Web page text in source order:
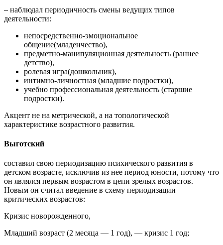
– наблюдал периодичность смены ведущих типов
деятельности:
непосредственно-эмоциональное
общение(младенчество),
предметно-манипуляционная деятельность (раннее
детство),
ролевая игра(дошкольник),
интимно-личностная (младшие подростки),
учебно профессиональная деятельность (старшие
подростки).
Акцент не на метрической, а на топологической
характеристике возрастного развития.
Выготский
составил свою периодизацию психического развития в
детском возрасте, исключив из нее период юности, потому что
он являлся первым возрастом в цепи зрелых возрастов.
Новым он считал введение в схему периодизации
критических возрастов:
Кризис новорожденного,
Младший возраст (2 месяца — 1 год), — кризис 1 год;